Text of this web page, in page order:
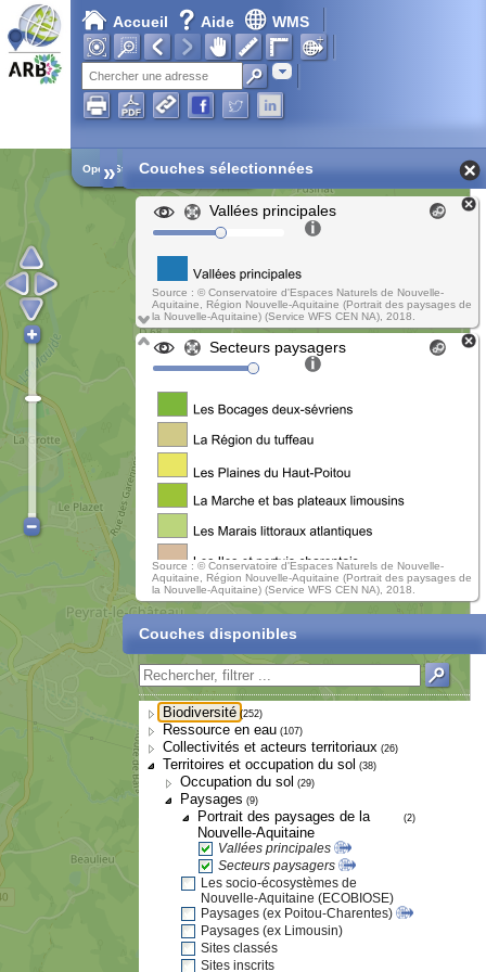
Accueil Aide WMS
Adresse
Open Street Map
» Couches sélectionnées
Vallées principales
Source : © Conservatoire d'Espaces Naturels de Nouvelle-
Aquitaine, Région Nouvelle-Aquitaine (Portrait des paysages de
la Nouvelle-Aquitaine) (Service WFS CEN NA), 2018.
Secteurs paysagers
Source : © Conservatoire d'Espaces Naturels de Nouvelle-
Aquitaine, Région Nouvelle-Aquitaine (Portrait des paysages de
la Nouvelle-Aquitaine) (Service WFS CEN NA), 2018.
Couches disponibles
Biodiversité (252)
Ressource en eau (107)
Collectivités et acteurs territoriaux (26)
Territoires et occupation du sol (38)
Occupation du sol (29)
Paysages (9)
Portrait des paysages de la
Nouvelle-Aquitaine
(2)
Vallées principales
Secteurs paysagers
Les socio-écosystèmes de
Nouvelle-Aquitaine (ECOBIOSE)
Paysages (ex Poitou-Charentes)
Paysages (ex Limousin)
Sites classés
Sites inscrits